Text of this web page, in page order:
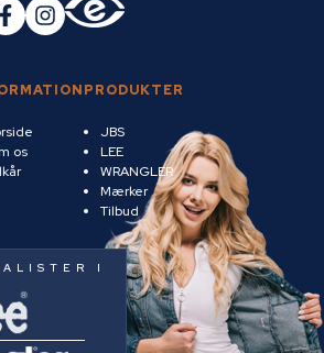
os
PRODUKTER
JBS
LEE
WRANGLER
Mærker
Tilbud
I